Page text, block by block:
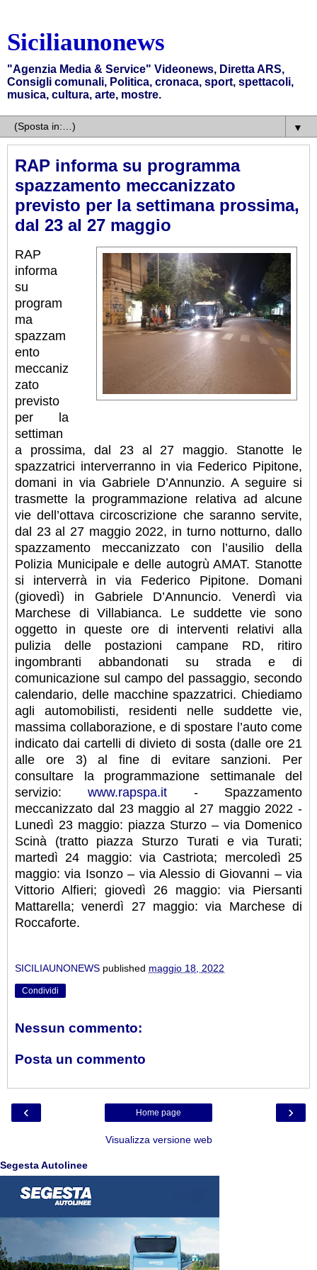
Siciliaunonews
"Agenzia Media & Service" Videonews, Diretta ARS,
Consigli comunali, Politica, cronaca, sport, spettacoli,
musica, cultura, arte, mostre.
▼
RAP informa su programma
spazzamento meccanizzato
previsto per la settimana prossima,
dal 23 al 27 maggio
RAP
informa
su
program
ma
spazzam
ento
meccaniz
zato
previsto
per la
settiman
a prossima, dal 23 al 27 maggio. Stanotte le
spazzatrici interverranno in via Federico Pipitone,
domani in via Gabriele D’Annunzio. A seguire si
trasmette la programmazione relativa ad alcune
vie dell’ottava circoscrizione che saranno servite,
dal 23 al 27 maggio 2022, in turno notturno, dallo
spazzamento meccanizzato con l’ausilio della
Polizia Municipale e delle autogrù AMAT. Stanotte
si interverrà in via Federico Pipitone. Domani
(giovedì) in Gabriele D’Annuncio. Venerdì via
Marchese di Villabianca. Le suddette vie sono
oggetto in queste ore di interventi relativi alla
pulizia delle postazioni campane RD, ritiro
ingombranti abbandonati su strada e di
comunicazione sul campo del passaggio, secondo
calendario, delle macchine spazzatrici. Chiediamo
agli automobilisti, residenti nelle suddette vie,
massima collaborazione, e di spostare l’auto come
indicato dai cartelli di divieto di sosta (dalle ore 21
alle ore 3) al fine di evitare sanzioni. Per
consultare la programmazione settimanale del
servizio:www.rapspa.it - Spazzamento
meccanizzato dal 23 maggio al 27 maggio 2022 -
Lunedì 23 maggio: piazza Sturzo – via Domenico
Scinà (tratto piazza Sturzo Turati e via Turati;
martedì 24 maggio: via Castriota; mercoledì 25
maggio: via Isonzo – via Alessio di Giovanni – via
Vittorio Alfieri; giovedì 26 maggio: via Piersanti
Mattarella; venerdì 27 maggio: via Marchese di
Roccaforte.
SICILIAUNONEWS published maggio 18, 2022
Condividi
Nessun commento:
Posta un commento
‹ ›
Home page
Visualizza versione web
Segesta Autolinee